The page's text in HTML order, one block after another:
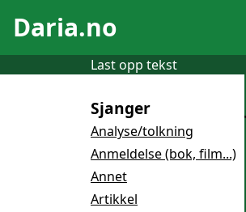
Daria.no
Last opp tekst
Sjanger
Analyse/tolkning
Anmeldelse (bok, film...)
Annet
Artikkel